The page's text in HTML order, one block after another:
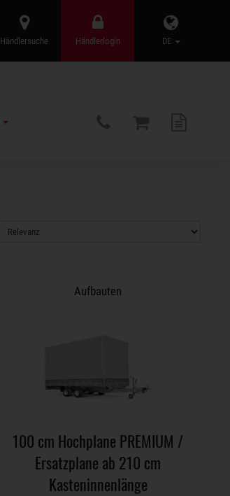
DE
Händlerlogin
Händlersuche
Aufbauten
100 cm Hochplane PREMIUM /
Ersatzplane ab 210 cm
Kasteninnenlänge